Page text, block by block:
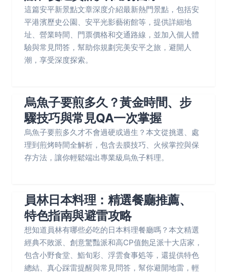
這篇安平新景點文章深度介紹最新熱門景點，包括安
平港濱歷史公園、安平光影藝術館等，提供詳細地
址、營業時間、門票價格和交通路線，並加入個人體
驗與常見問答，幫助你規劃完美安平之旅，避開人
潮，享受深度探索。
烏魚子要煎多久？黃金時間、步
驟技巧與常見QA一次掌握
烏魚子要煎多久才不會過硬或過生？本文從挑選、處
理到煎烤時間全解析，包含去膜技巧、火候掌控與保
存方法，讓你輕鬆端出專業級烏魚子料理。
員林日本料理：精選餐廳推薦、
特色指南與避雷攻略
想知道員林有哪些必吃的日本料理餐廳嗎？本文精選
經典不敗派、創意驚豔派和高CP值飽足派十大店家，
包含小野食堂、鮨旬彩、浮雲食事処等，還提供特色
總結、真心踩雷提醒與常見問答，幫你避開地雷，輕